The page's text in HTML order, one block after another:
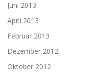
Juni 2013
April 2013
Februar 2013
Dezember 2012
Oktober 2012